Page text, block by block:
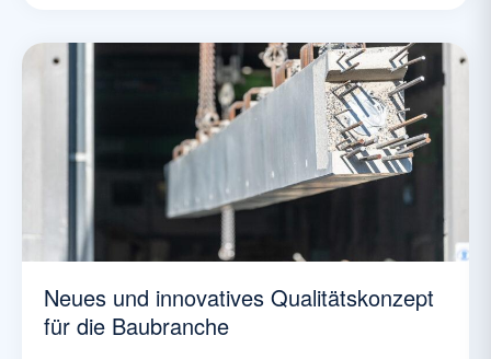
Neues und innovatives Qualitätskonzept
für die Baubranche